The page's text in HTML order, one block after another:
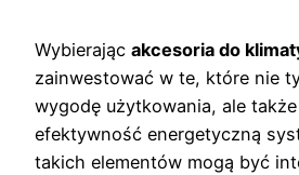
Wybierając akcesoria do
zainwestować w te, które nie
wygodę użytkowania, ale także
efektywność energetyczną
takich elementów mogą być